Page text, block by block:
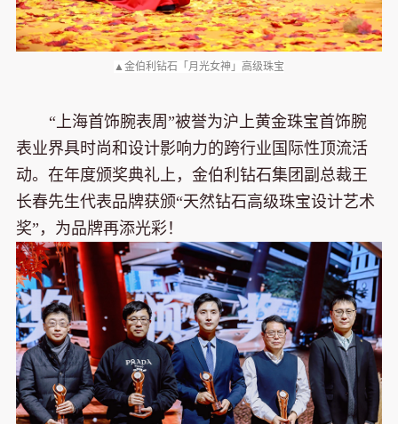
▲金伯利钻石「月光女神」高级珠宝
“上海首饰腕表周”被誉为沪上黄金珠宝首饰腕
表业界具时尚和设计影响力的跨行业国际性顶流活
动。在年度颁奖典礼上，金伯利钻石集团副总裁王
长春先生代表品牌获颁“天然钻石高级珠宝设计艺术
奖”，为品牌再添光彩！